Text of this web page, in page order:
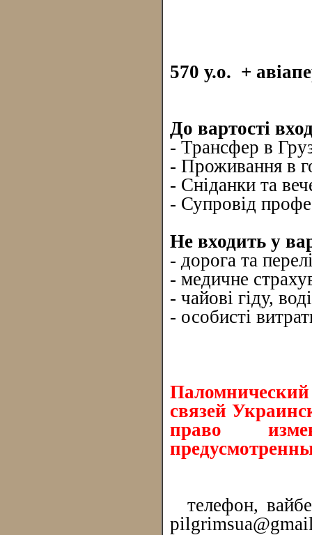
570 у.о. +
До вартості
- Трансфер в
- Проживання в
- Сніданки та
- Супровід
Не входить у
- дорога та
- медичне
- чайові гіду,
- особисті
связей
право
телефон,